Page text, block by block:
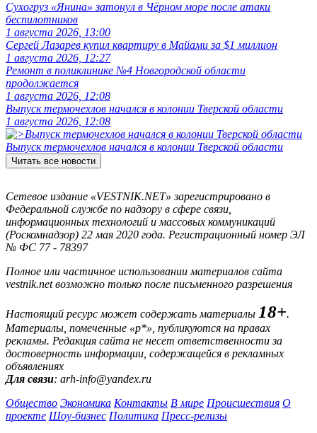
Сухогруз «Янина» затонул в Чёрном море после атаки
беспилотников
1 августа 2026, 13:00
Сергей Лазарев купил квартиру в Майами за $1 миллион
1 августа 2026, 12:27
Ремонт в поликлинике №4 Новгородской области
продолжается
1 августа 2026, 12:08
Выпуск термочехлов начался в колонии Тверской области
1 августа 2026, 12:08
Выпуск термочехлов начался в колонии Тверской области
Читать все новости
Сетевое издание «VESTNIK.NET» зарегистрировано в
Федеральной службе по надзору в сфере связи,
информационных технологий и массовых коммуникаций
(Роскомнадзор) 22 мая 2020 года. Регистрационный номер ЭЛ
№ ФС 77 - 78397
Полное или частичное использовании материалов сайта
vestnik.net возможно только после письменного разрешения
Настоящий ресурс может содержать материалы 18+.
Материалы, помеченные «р*», публикуются на правах
рекламы. Редакция сайта не несет ответственности за
достоверность информации, содержащейся в рекламных
объявлениях
Для связи: arh-info@yandex.ru
Общество Экономика Контакты В мире Происшествия О
проекте Шоу-бизнес Политика Пресс-релизы